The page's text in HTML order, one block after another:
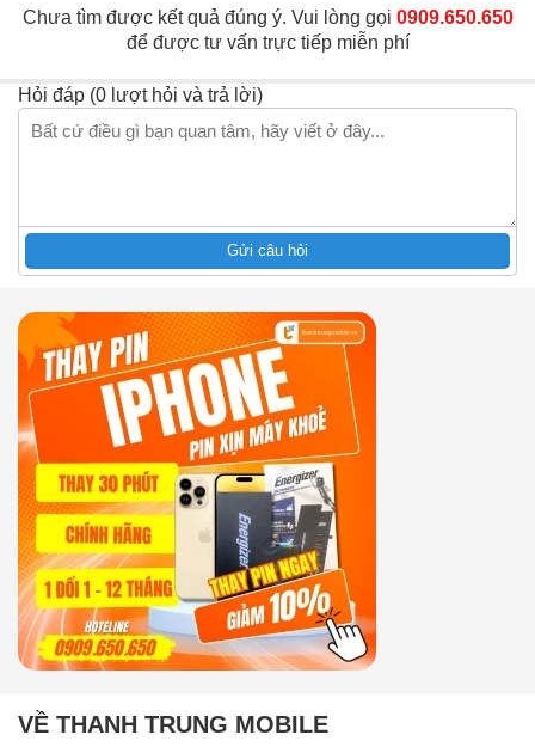
Chưa tìm được kết quả đúng ý. Vui lòng gọi 0909.650.650
để được tư vấn trực tiếp miễn phí
Hỏi đáp (0 lượt hỏi và trả lời)
Gửi câu hỏi
VỀ THANH TRUNG MOBILE